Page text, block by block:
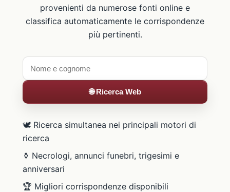
provenienti da numerose fonti online e
classifica automaticamente le corrispondenze
più pertinenti.
🌐 Ricerca Web
🕊️ Ricerca simultanea nei principali motori di
ricerca
⚱️ Necrologi, annunci funebri, trigesimi e
anniversari
🏆 Migliori corrispondenze disponibili